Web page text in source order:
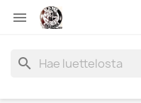

search